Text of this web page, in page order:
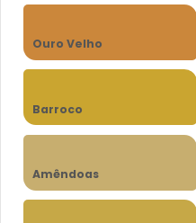
Ouro Velho
Barroco
Amêndoas